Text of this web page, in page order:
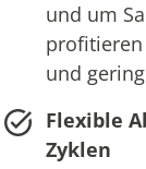
und um
und
Flexible
Zyklen